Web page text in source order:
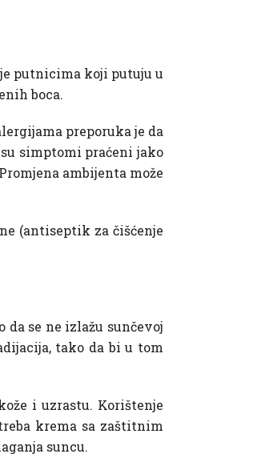
putnicima koji putuju u
boca.
preporuka je da
simptomi praćeni jako
ambijenta može
(antiseptik za čišćenje
se ne izlažu sunčevoj
tako da bi u tom
i uzrastu. Korištenje
krema sa zaštitnim
suncu.